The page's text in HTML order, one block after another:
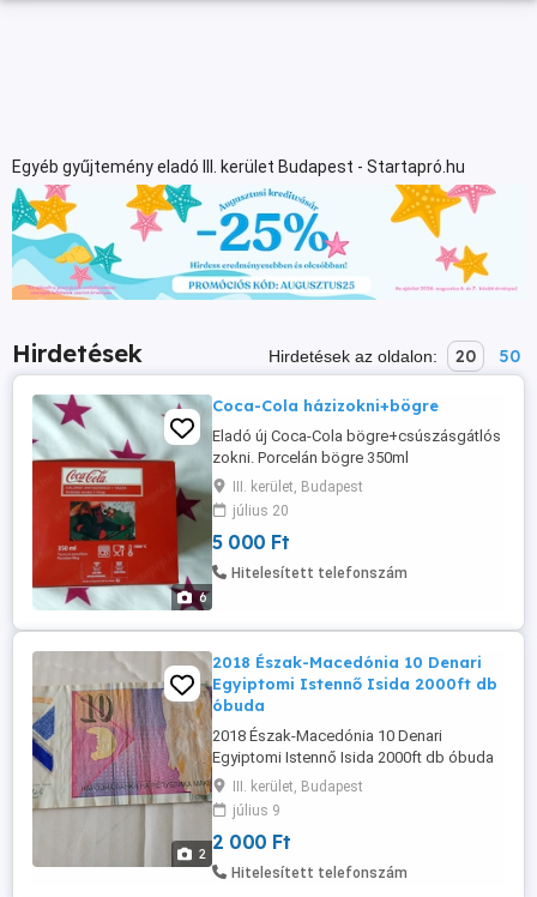
Egyéb gyűjtemény eladó III. kerület Budapest - Startapró.hu
Hirdetések Hirdetések az oldalon: 20 50
6
Coca-Cola házizokni+bögre
Eladó új Coca-Cola bögre+csúszásgátlós
zokni. Porcelán bögre 350ml
mosogatógépben mosható, mikrózható.
Coca-Cola otthoni zokni one size: 40-45
Átvétel csak személyesen a
lakcímemen,Óbuda 3. ker.
III. kerület, Budapest
július 20
5 000 Ft
Hitelesített telefonszám
2
2018 Észak-Macedónia 10 Denari
Egyiptomi Istennő Isida 2000ft db
óbuda
2018 Észak-Macedónia 10 Denari
Egyiptomi Istennő Isida 2000ft db óbuda
személyesen óbudán 3db van belőle 36
50 104 8272
III. kerület, Budapest
július 9
2 000 Ft
Hitelesített telefonszám